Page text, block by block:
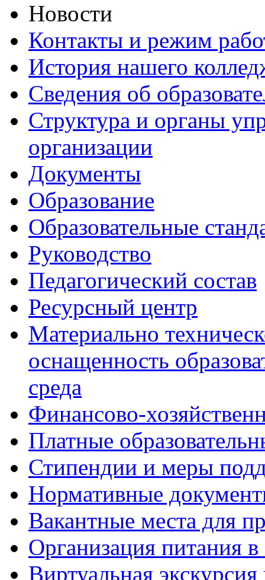
Новости
Контакты и режим
История нашего
Сведения об
Структура и органы
организации
Документы
Образование
Образовательные
Руководство
Педагогический состав
Ресурсный центр
Материально
оснащенность
среда
Финансово-
Платные
Стипендии и меры
Нормативные
Вакантные места для
Организация питания в
Виртуальная